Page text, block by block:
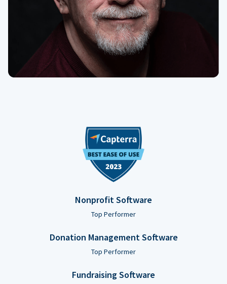
Nonprofit Software
Top Performer
Donation Management Software
Top Performer
Fundraising Software